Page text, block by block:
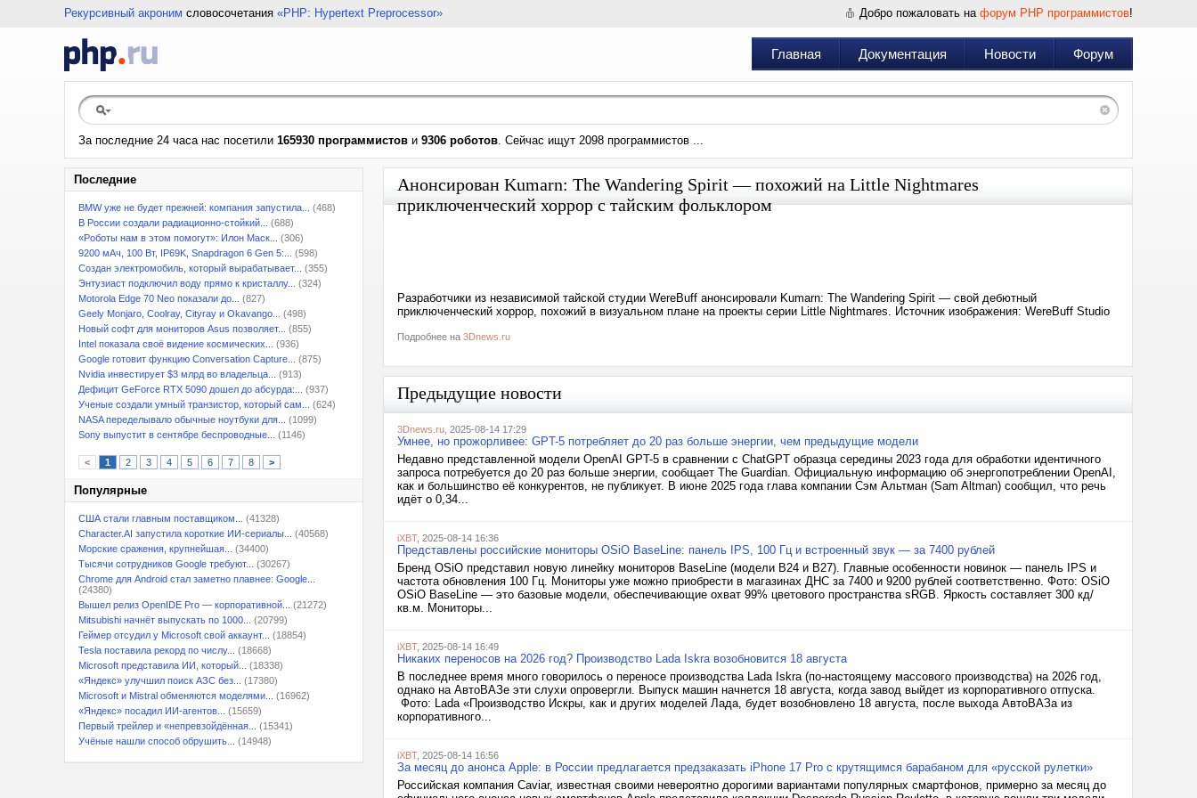
Рекурсивный акроним словосочетания «PHP: Hypertext Preprocessor» Добро пожаловать на форум PHP программистов!
Главная Документация Новости Форум
За последние 24 часа нас посетили 165930 программистов и 9306 роботов. Сейчас ищут 2098 программистов ...
Последние
BMW уже не будет прежней: компания запустила...
(468)
В России создали радиационно-стойкий...
(688)
«Роботы нам в этом помогут»: Илон Маск...
(306)
9200 мАч, 100 Вт, IP69K, Snapdragon 6 Gen 5:...
(598)
Создан электромобиль, который вырабатывает...
(355)
Энтузиаст подключил воду прямо к кристаллу...
(324)
Motorola Edge 70 Neo показали до...
(827)
Geely Monjaro, Coolray, Cityray и Okavango...
(498)
Новый софт для мониторов Asus позволяет...
(855)
Intel показала своё видение космических...
(936)
Google готовит функцию Conversation Capture...
(875)
Nvidia инвестирует $3 млрд во владельца...
(913)
Дефицит GeForce RTX 5090 дошел до абсурда:...
(937)
Ученые создали умный транзистор, который сам...
(624)
NASA переделывало обычные ноутбуки для...
(1099)
Sony выпустит в сентябре беспроводные...
(1146)
< 1 2 3 4 5 6 7 8 >
Популярные
США стали главным поставщиком...
(41328)
Character.AI запустила короткие ИИ-сериалы...
(40568)
Морские сражения, крупнейшая...
(34400)
Тысячи сотрудников Google требуют...
(30267)
Chrome для Android стал заметно плавнее: Google...
(24380)
Вышел релиз OpenIDE Pro — корпоративной...
(21272)
Mitsubishi начнёт выпускать по 1000...
(20799)
Геймер отсудил у Microsoft свой аккаунт...
(18854)
Tesla поставила рекорд по числу...
(18668)
Microsoft представила ИИ, который...
(18338)
«Яндекс» улучшил поиск АЗС без...
(17380)
Microsoft и Mistral обменяются моделями...
(16962)
«Яндекс» посадил ИИ-агентов...
(15659)
Первый трейлер и «непревзойдённая...
(15341)
Учёные нашли способ обрушить...
(14948)
Анонсирован Kumarn: The Wandering Spirit — похожий на Little Nightmares
приключенческий хоррор с тайским фольклором
Разработчики из независимой тайской студии WereBuff анонсировали Kumarn: The Wandering Spirit — свой дебютный
приключенческий хоррор, похожий в визуальном плане на проекты серии Little Nightmares. Источник изображения: WereBuff Studio
Подробнее на 3Dnews.ru
Предыдущие новости
3Dnews.ru , 2025-08-14 17:29
Умнее, но прожорливее: GPT-5 потребляет до 20 раз больше энергии, чем предыдущие модели
Недавно представленной модели OpenAI GPT-5 в сравнении с ChatGPT образца середины 2023 года для обработки идентичного
запроса потребуется до 20 раз больше энергии, сообщает The Guardian. Официальную информацию об энергопотреблении OpenAI,
как и большинство её конкурентов, не публикует. В июне 2025 года глава компании Сэм Альтман (Sam Altman) сообщил, что речь
идёт о 0,34...
iXBT, 2025-08-14 16:36
Представлены российские мониторы OSiO BaseLine: панель IPS, 100 Гц и встроенный звук — за 7400 рублей
Бренд OSiO представил новую линейку мониторов BaseLine (модели B24 и B27). Главные особенности новинок — панель IPS и
частота обновления 100 Гц. Мониторы уже можно приобрести в магазинах ДНС за 7400 и 9200 рублей соответственно. Фото: OSiO
OSiO BaseLine — это базовые модели, обеспечивающие охват 99% цветового пространства sRGB. Яркость составляет 300 кд/
кв.м. Мониторы...
iXBT, 2025-08-14 16:49
Никаких переносов на 2026 год? Производство Lada Iskra возобновится 18 августа
В последнее время много говорилось о переносе производства Lada Iskra (по-настоящему массового производства) на 2026 год,
однако на АвтоВАЗе эти слухи опровергли. Выпуск машин начнется 18 августа, когда завод выйдет из корпоративного отпуска.
Фото: Lada «Производство Искры, как и других моделей Лада, будет возобновлено 18 августа, после выхода АвтоВАЗа из
корпоративного...
iXBT, 2025-08-14 16:56
За месяц до анонса Apple: в России предлагается предзаказать iPhone 17 Pro с крутящимся барабаном для «русской рулетки»
Российская компания Caviar, известная своими невероятно дорогими вариантами популярных смартфонов, примерно за месяц до